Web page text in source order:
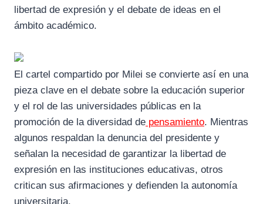
libertad de expresión y el debate de ideas en el
ámbito académico.
El cartel compartido por Milei se convierte así en una
pieza clave en el debate sobre la educación superior
y el rol de las universidades públicas en la
promoción de la diversidad de pensamiento. Mientras
algunos respaldan la denuncia del presidente y
señalan la necesidad de garantizar la libertad de
expresión en las instituciones educativas, otros
critican sus afirmaciones y defienden la autonomía
universitaria.